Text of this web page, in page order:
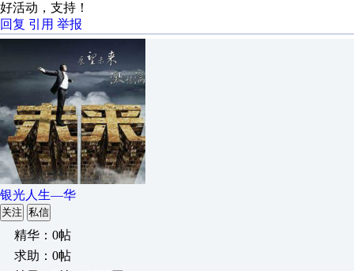
好活动，支持！
回复 引用 举报
银光人生—华
关注 私信
精华：0帖
求助：0帖